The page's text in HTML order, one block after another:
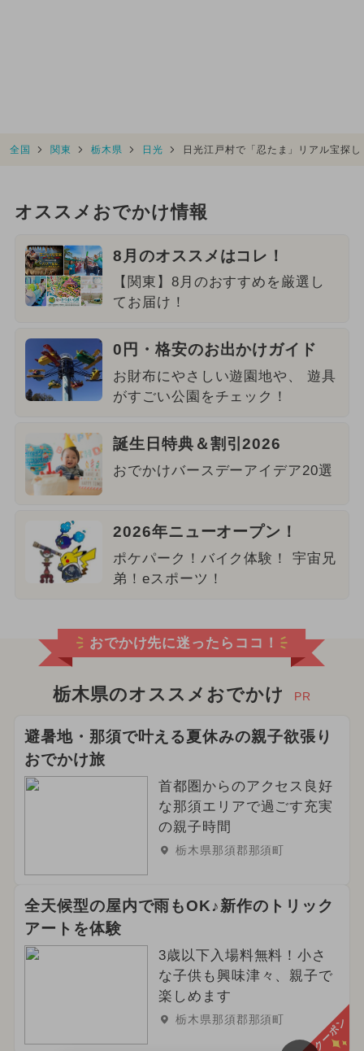
全国 関東 栃木県 日光 日光江戸村で「忍たま」リアル宝探
オススメおでかけ情報
8月のオススメはコレ！
【関東】8月のおすすめを厳選し
てお届け！
0円・格安のお出かけガイド
お財布にやさしい遊園地や、 遊具
がすごい公園をチェック！
誕生日特典＆割引2026
おでかけバースデーアイデア20選
2026年ニューオープン！
ポケパーク！バイク体験！ 宇宙兄
弟！eスポーツ！
おでかけ先に迷ったらココ！
栃木県のオススメおでかけ PR
避暑地・那須で叶える夏休みの親子欲張り
おでかけ旅
首都圏からのアクセス良好
な那須エリアで過ごす充実
の親子時間
栃木県那須郡那須町
全天候型の屋内で雨もOK♪新作のトリック
アートを体験
3歳以下入場料無料！小さ
な子供も興味津々、親子で
楽しめます
栃木県那須郡那須町 クーポン